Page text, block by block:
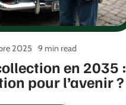
en 2035 :
pour l’avenir ?
2025 9 min read